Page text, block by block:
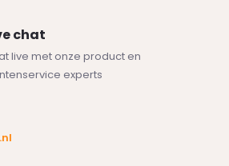
chat
live met onze product en
experts